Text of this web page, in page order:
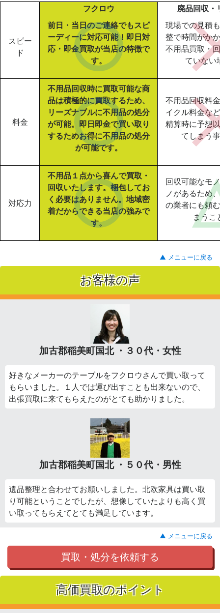
フクロウ 廃品回収・
スピー
ド
前日・当日のご連絡でもスピ
ーディーに対応可能！即日対
応・即金買取が当店の特徴で
す。
現場での見積
整で時間がか
不用品買取・
ていない
料金
不用品回収時に買取可能な商
品は積極的に買取するため、
リーズナブルに不用品の処分
が可能。即日即金で買い取り
するためお得に不用品の処分
が可能です。
不用品回収料
イクル料金な
精算時に予想
てしまう
対応力
不用品１点から喜んで買取・
回収いたします。梱包してお
く必要はありません。地域密
着だからできる当店の強みで
す。
回収可能なモ
ノがあるため
の業者にも頼
まうこ
▲ メニューに戻る
お客様の声
加古郡稲美町国北 ・３０代・女性
好きなメーカーのテーブルをフクロウさんで買い取って
もらいました。１人では運び出すことも出来ないので、
出張買取に来てもらえたのがとても助かりました。
加古郡稲美町国北 ・５０代・男性
遺品整理と合わせてお願いしました。北欧家具は買い取
り可能ということでしたが、想像していたよりも高く買
い取ってもらえてとても満足しています。
▲ メニューに戻る
買取・処分を依頼する
高価買取のポイント